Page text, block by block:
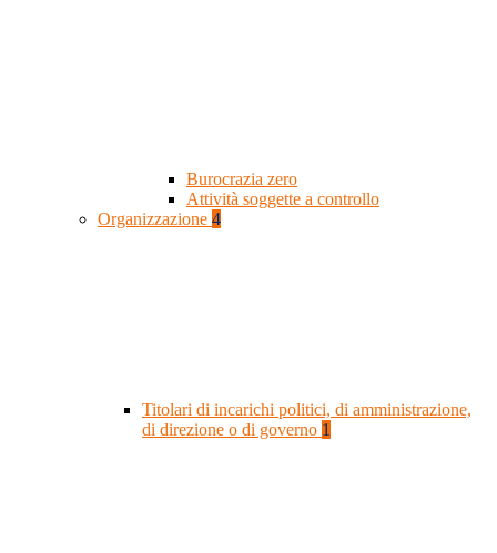
Burocrazia zero
Attività soggette a controllo
Organizzazione 4
Titolari di incarichi politici, di amministrazione,
di direzione o di governo 1